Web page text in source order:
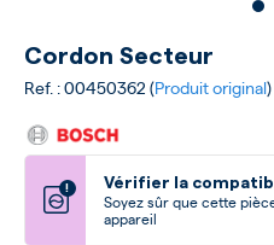
Cordon Secteur
Ref. : 00450362 (Produit original)
! Vérifier la
Soyez sûr que cette
appareil